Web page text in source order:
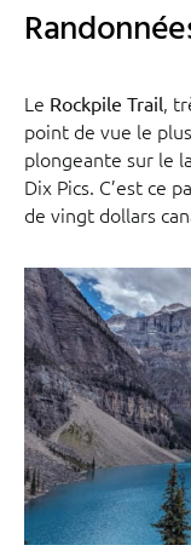
Le Rockpile Trail,
point de vue le
plongeante sur le
Dix Pics. C’est ce
de vingt dollars